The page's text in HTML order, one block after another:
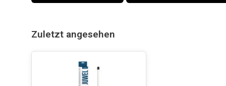
Zuletzt angesehen